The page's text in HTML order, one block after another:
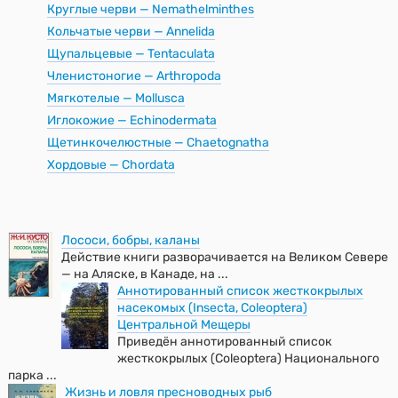
Круглые черви — Nemathelminthes
Кольчатые черви — Annelida
Щупальцевые — Tentaculata
Членистоногие — Arthropoda
Мягкотелые — Mollusca
Иглокожие — Echinodermata
Щетинкочелюстные — Chaetognatha
Хордовые — Chordata
Лососи, бобры, каланы
Действие книги разворачивается на Великом Севере
— на Аляске, в Канаде, на ...
Аннотированный список жесткокрылых
насекомых (Insecta, Coleoptera)
Центральной Мещеры
Приведён аннотированный список
жесткокрылых (Coleoptera) Национального
парка ...
Жизнь и ловля пресноводных рыб